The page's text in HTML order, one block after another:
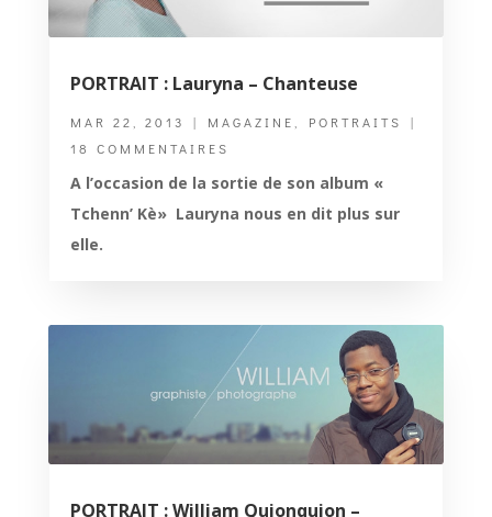
PORTRAIT : Lauryna – Chanteuse
MAR 22, 2013 | MAGAZINE PORTRAITS
|
18 COMMENTAIRES
A l’occasion de la sortie de son album «
Tchenn’ Kè» Lauryna nous en dit plus sur
elle.
PORTRAIT : William Quionquion –